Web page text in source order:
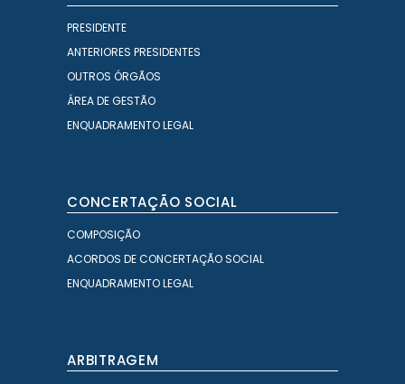
PRESIDENTE
ANTERIORES PRESIDENTES
OUTROS ÓRGÃOS
ÁREA DE GESTÃO
ENQUADRAMENTO LEGAL
CONCERTAÇÃO SOCIAL
COMPOSIÇÃO
ACORDOS DE CONCERTAÇÃO SOCIAL
ENQUADRAMENTO LEGAL
ARBITRAGEM